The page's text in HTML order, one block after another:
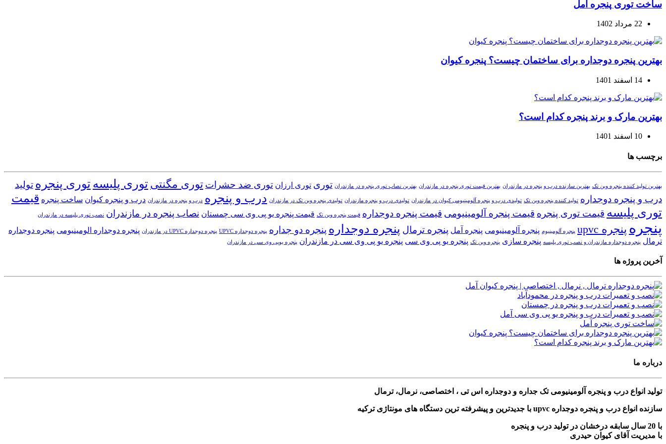
ساخت توری پنجره آمل
22 مرداد 1402
بهترین پنجره دوجداره برای ساختمان چیست؟ پنجره کیوان
14 اسفند 1401
بهترین مارک و برند پنجره کدام است؟
10 اسفند 1401
برچسب ها
بهترین تولید کننده پنجره وین تک بهترین سازنده درب و پنجره در مازندران بهترین قیمت توری پنجره در مازندران بهترین نصاب توری پنجره در مازندران توری توری ارزان توری ضد حشرات توری مگنتی توری پلیسه توری پنجره تولید
درب و پنجره دوجداره تولید کننده پنجره وین تک تولیدی درب و پنجره آلومینیومی کیوان در مازندران تولیدی درب و پنجره مازندران تولیدی پنجره وین تک در مازندران درب و پنجره درب و پنجره در مازندران درب و پنجره کیوان ساخت پنجره قیمت
توری پلیسه قیمت توری پنجره قیمت پنجره آلومینیومی قیمت پنجره دوجداره قیمت پنجره وین تک قیمت پنجره یو پی وی سی چمستان نصاب پنجره در مازندران نصب توری پلیسه در مازندران
پنجره پنجره upvc پنجره آلومینیوم پنجره آلومینیومی پنجره آمل پنجره ترمال پنجره دوجداره پنجره دو جداره پنجره دوجداره UPVC پنجره دوجداره UPVC در مازندران پنجره دوجداره الومینیومی پنجره دوجداره
ترمال پنجره دوجداره مازندران و نصب توری پلیسه پنجره سازی پنجره وین تک پنجره یو پی وی سی پنجره یو پی وی سی در مازندران پنجره یوپی وی سی در مازندران
آخرین پروژه ها
درباره ما
تولید انواع درب و پنجره آلومینیومی تک جداره و دوجداره اس تی ، اختصاصی، نرمال، ترمال
سازنده انواع درب و پنجره دوجداره upvc با جدیدترین و پیشرفته ترین دستگاه های مونتاژی ترکیه
با 20 سال سابقه درخشان در تولید درب و پنجره
با مدیریت آقای کیوان حیدری